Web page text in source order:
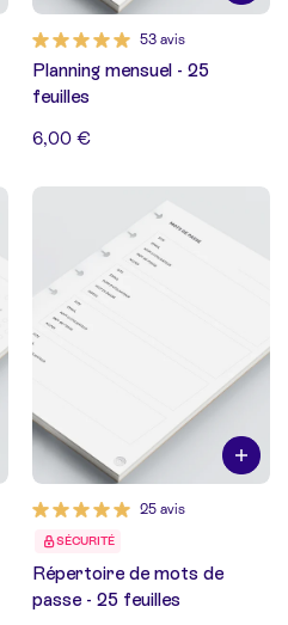
53 avis
Planning mensuel - 25
feuilles
6,00 €
25 avis
SÉCURITÉ
Répertoire de mots de
passe - 25 feuilles